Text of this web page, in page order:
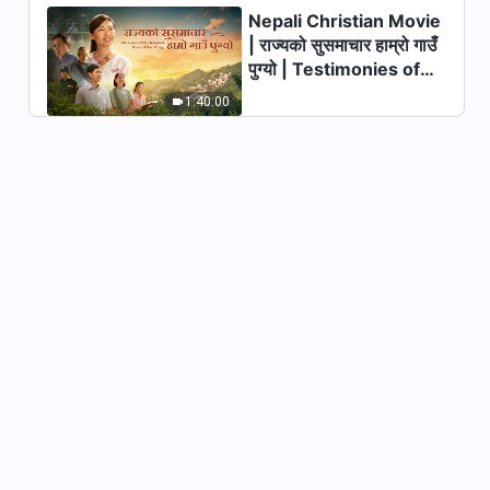
23:49
Christian Movie | परमेश्‍वरले मात्रै
मानवजातिलाई उद्धार गर्न अनि हामीलाई
पीडाबाट मुक्त गर्न सक्‍नुहुन्छ (विशेष दृश्य)
1:40:00
Nepali Christian Movie
| राज्यको सुसमाचार हाम्रो गाउँ
पुग्यो | Testimonies of
the Lord's Return